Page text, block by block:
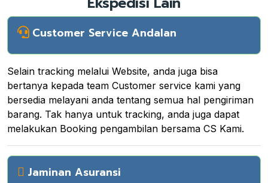
Customer Service Andalan
Selain tracking melalui Website, anda juga bisa
bertanya kepada team Customer service kami yang
bersedia melayani anda tentang semua hal pengiriman
barang. Tak hanya untuk tracking, anda juga dapat
melakukan Booking pengambilan bersama CS Kami.
Jaminan Asuransi